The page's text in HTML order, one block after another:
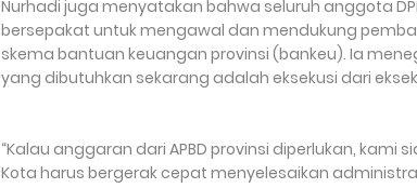
Nurhadi juga menyatakan bahwa seluruh anggota
bersepakat untuk mengawal dan mendukung
skema bantuan keuangan provinsi (bankeu). Ia
yang dibutuhkan sekarang adalah eksekusi dari
“Kalau anggaran dari APBD provinsi diperlukan, kami
Kota harus bergerak cepat menyelesaikan